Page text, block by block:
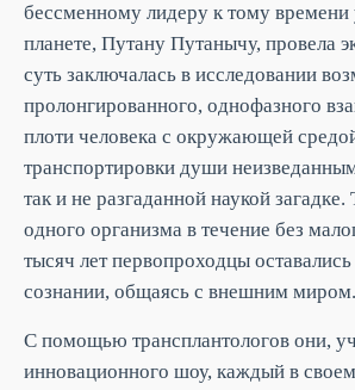
бессменному лидеру к тому времени
планете, Путану Путанычу, провела
суть заключалась в исследовании
пролонгированного, однофазного
плоти человека с окружающей
транспортировки души
так и не разгаданной наукой
одного организма в течение без
тысяч лет первопроходцы
сознании, общаясь с внешним миром.
С помощью трансплантологов они,
инновационного шоу, каждый в